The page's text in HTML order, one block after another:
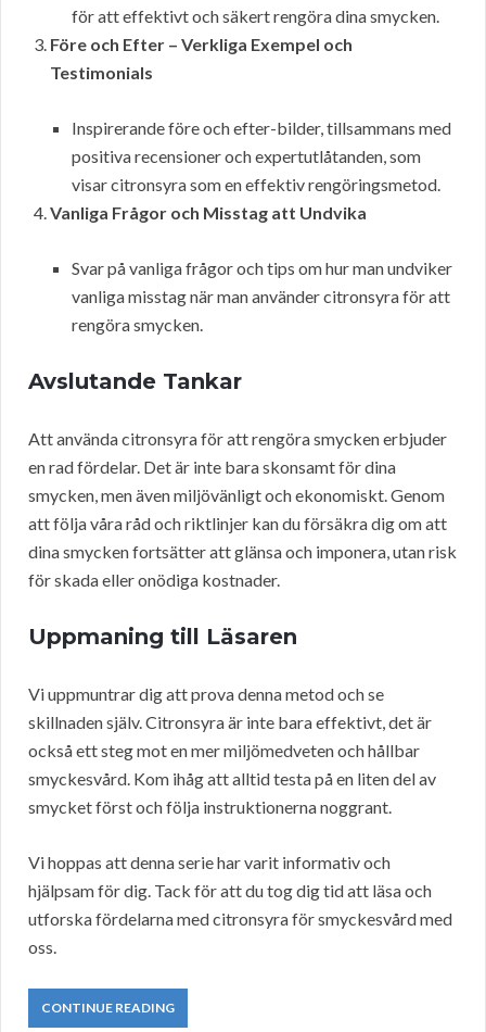
för att effektivt och säkert rengöra dina smycken.
Före och Efter – Verkliga Exempel och
Testimonials
Inspirerande före och efter-bilder, tillsammans med
positiva recensioner och expertutlåtanden, som
visar citronsyra som en effektiv rengöringsmetod.
Vanliga Frågor och Misstag att Undvika
Svar på vanliga frågor och tips om hur man undviker
vanliga misstag när man använder citronsyra för att
rengöra smycken.
Avslutande Tankar
Att använda citronsyra för att rengöra smycken erbjuder
en rad fördelar. Det är inte bara skonsamt för dina
smycken, men även miljövänligt och ekonomiskt. Genom
att följa våra råd och riktlinjer kan du försäkra dig om att
dina smycken fortsätter att glänsa och imponera, utan risk
för skada eller onödiga kostnader.
Uppmaning till Läsaren
Vi uppmuntrar dig att prova denna metod och se
skillnaden själv. Citronsyra är inte bara effektivt, det är
också ett steg mot en mer miljömedveten och hållbar
smyckesvård. Kom ihåg att alltid testa på en liten del av
smycket först och följa instruktionerna noggrant.
Vi hoppas att denna serie har varit informativ och
hjälpsam för dig. Tack för att du tog dig tid att läsa och
utforska fördelarna med citronsyra för smyckesvård med
oss.
CONTINUE READING